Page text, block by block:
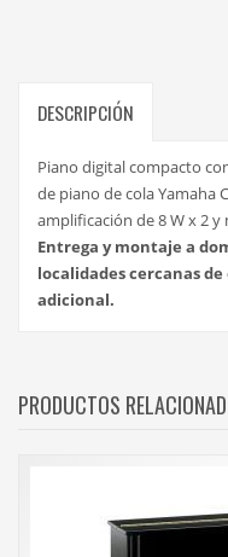
DESCRIPCIÓN
Piano digital compacto
de piano de cola Yamaha
amplificación de 8 W x 2
Entrega y montaje a
localidades cercanas
adicional.
PRODUCTOS